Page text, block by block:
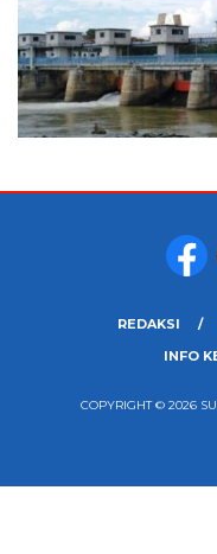
REDAKSI
INFO
COPYRIGHT © 2026